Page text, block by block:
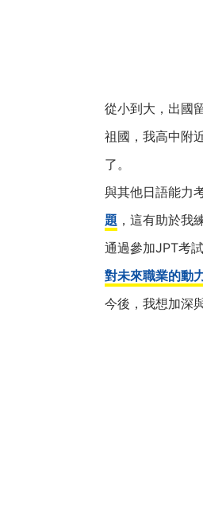
從小到大，出國
祖國，我高中附
了。
與其他日語能力
題 ，這有助於我
通過參加JPT考試
對未來職業的動
今後，我想加深